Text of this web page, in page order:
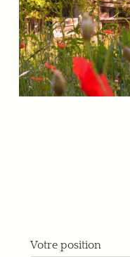
Votre position